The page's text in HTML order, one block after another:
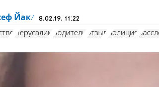
Йак 8.02.19, 11:22
Иерусалим родители отзыв полиция